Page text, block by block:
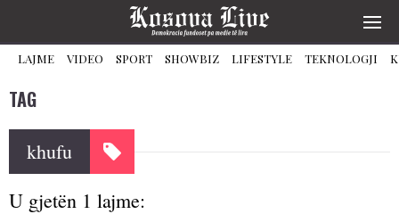
LAJME VIDEO SPORT SHOWBIZ LIFESTYLE TEKNOLOGJI
TAG
khufu
U gjetën 1 lajme: